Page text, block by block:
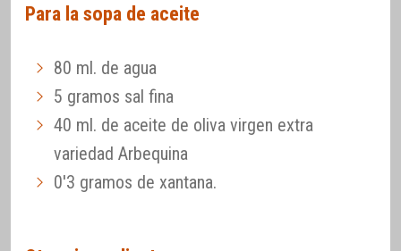
Para la sopa de aceite
80 ml. de agua
5 gramos sal fina
40 ml. de aceite de oliva virgen extra
variedad Arbequina
0'3 gramos de xantana.